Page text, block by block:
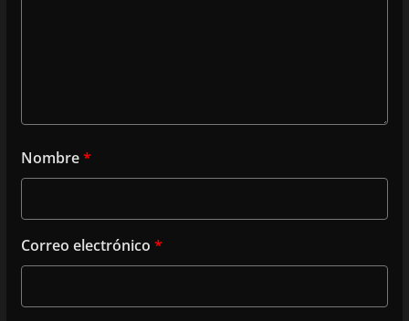
Nombre*
Correo electrónico *